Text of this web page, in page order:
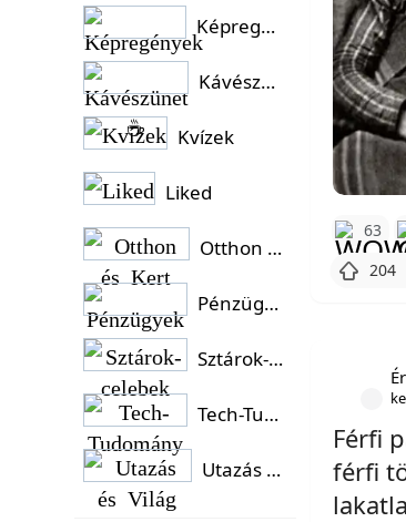
63
204
Férfi
férfi
Képregények
Kávészünet ☕
Kvízek
Liked
Otthon és Kert
Pénzügyek
Sztárok-celebek
Tech-Tudomány
Utazás és Világ